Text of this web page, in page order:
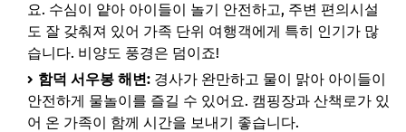
요. 수심이 얕아 아이들이 놀기 안전하고, 주변 편의시설
도 잘 갖춰져 있어 가족 단위 여행객에게 특히 인기가 많
습니다. 비양도 풍경은 덤이죠!
함덕 서우봉 해변: 경사가 완만하고 물이 맑아 아이들이
안전하게 물놀이를 즐길 수 있어요. 캠핑장과 산책로가 있
어 온 가족이 함께 시간을 보내기 좋습니다.